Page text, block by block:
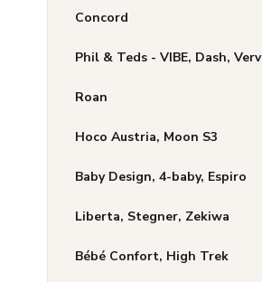
Concord
Phil & Teds - VIBE, Dash, Verv
Roan
Hoco Austria, Moon S3
Baby Design, 4-baby, Espiro
Liberta, Stegner, Zekiwa
Bébé Confort, High Trek